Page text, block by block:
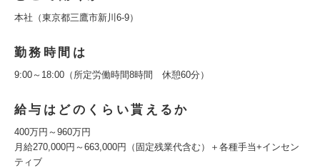
本社（東京都三鷹市新川6-9）
勤務時間は
9:00～18:00（所定労働時間8時間 休憩60分）
給与はどのくらい貰えるか
400万円～960万円
月給270,000円～663,000円（固定残業代含む）＋各種手当+インセン
ティブ